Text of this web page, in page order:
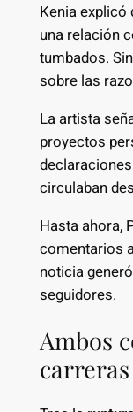
Kenia explicó
una relación
tumbados.
sobre las
La artista
proyectos
circulaban
Hasta ahora,
comentarios
noticia
seguidores.
Ambos
carreras